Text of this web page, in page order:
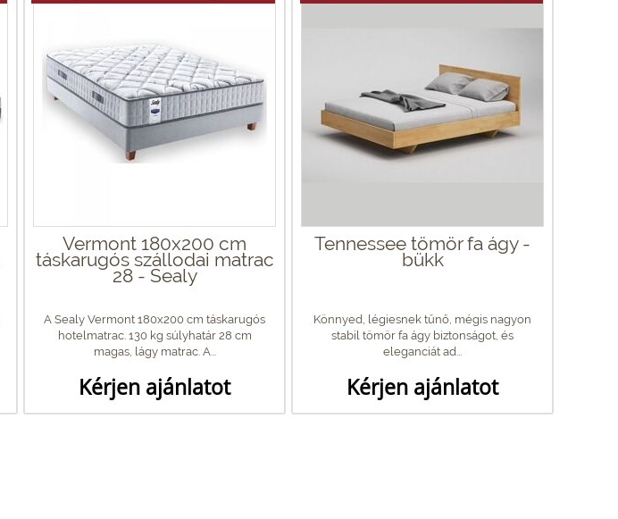
Vermont 180x200 cm
táskarugós szállodai matrac
28 - Sealy
A Sealy Vermont 180x200 cm táskarugós
hotelmatrac. 130 kg súlyhatár 28 cm
magas, lágy matrac. A...
Kérjen ajánlatot
Tennessee tömör fa ágy -
bükk
Könnyed, légiesnek tűnő, mégis nagyon
stabil tömör fa ágy biztonságot, és
eleganciát ad...
Kérjen ajánlatot